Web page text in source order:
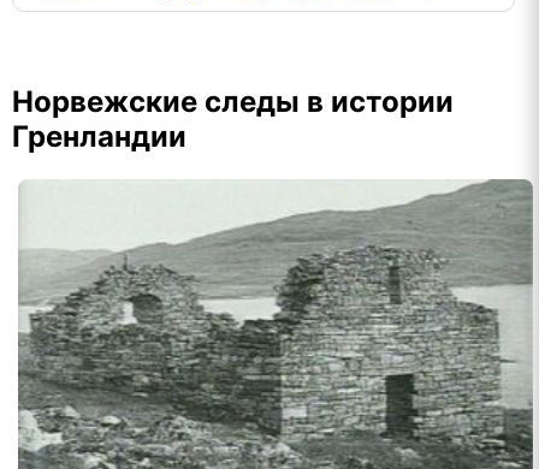
Норвежские следы в истории
Гренландии